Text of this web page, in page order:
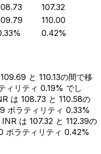
107.32
110.00
0.42%
と 110.13の間で移
ィリティ 0.19% でし
は 108.73 と 110.58の
ボラティリティ 0.33%
は 107.32 と 112.39の
ボラティリティ 0.42%